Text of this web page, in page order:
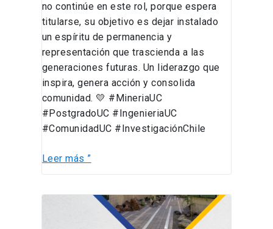
no continúe en este rol, porque espera
titularse, su objetivo es dejar instalado
un espíritu de permanencia y
representación que trascienda a las
generaciones futuras. Un liderazgo que
inspira, genera acción y consolida
comunidad. 💛 #MineriaUC
#PostgradoUC #IngenieriaUC
#ComunidadUC #InvestigaciónChile
Leer más ”